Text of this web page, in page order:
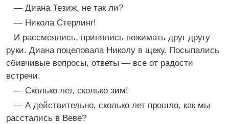
— Диана Тезиж, не так ли?
— Никола Стерлинг!
И рассмеялись, принялись пожимать друг другу
руки. Диана поцеловала Николу в щеку. Посыпались
сбивчивые вопросы, ответы — все от радости
встречи.
— Сколько лет, сколько зим!
— А действительно, сколько лет прошло, как мы
расстались в Веве?